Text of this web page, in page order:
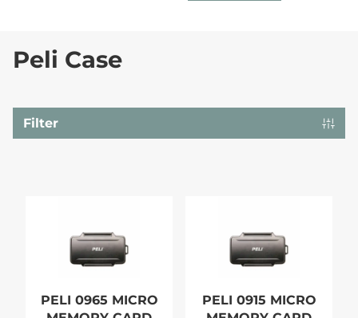
Peli Case
Filter
PELI 0965 MICRO
PELI 0915 MICRO